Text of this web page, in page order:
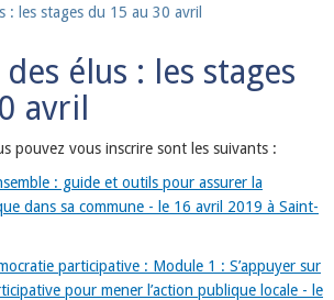
: les stages du 15 au 30 avril
élus : les stages
avril
pouvez vous inscrire sont les suivants :
: guide et outils pour assurer la
dans sa commune - le 16 avril 2019 à Saint-
participative : Module 1 : S’appuyer sur
pour mener l’action publique locale - le